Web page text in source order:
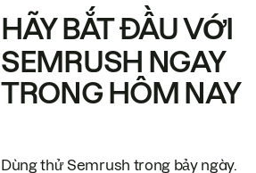
HÃY BẮT ĐẦU VỚI
SEMRUSH NGAY
TRONG HÔM NAY
Dùng thử Semrush trong bảy ngày.